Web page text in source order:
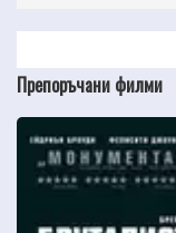
Препоръчани филми